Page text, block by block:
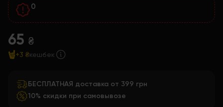
0
65 ₴
+3 ₴кешбек
БЕСПЛАТНАЯ доставка от 399 грн
10% скидки при самовывозе